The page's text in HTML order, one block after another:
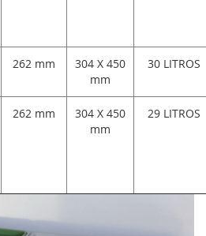
262 mm
304 X 450
mm
30 LITROS
262 mm
304 X 450
mm
29 LITROS